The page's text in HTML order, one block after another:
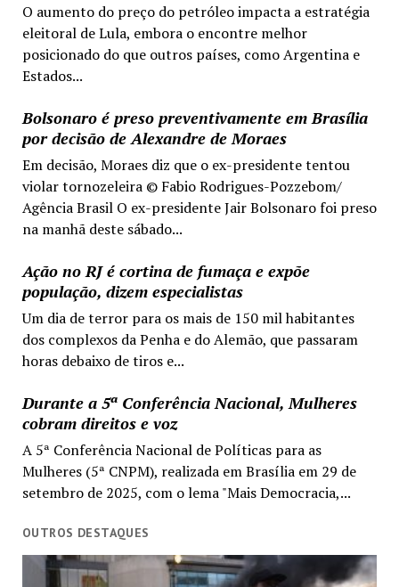
O aumento do preço do petróleo impacta a estratégia
eleitoral de Lula, embora o encontre melhor
posicionado do que outros países, como Argentina e
Estados...
Bolsonaro é preso preventivamente em Brasília
por decisão de Alexandre de Moraes
Em decisão, Moraes diz que o ex-presidente tentou
violar tornozeleira © Fabio Rodrigues-Pozzebom/
Agência Brasil O ex-presidente Jair Bolsonaro foi preso
na manhã deste sábado...
Ação no RJ é cortina de fumaça e expõe
população, dizem especialistas
Um dia de terror para os mais de 150 mil habitantes
dos complexos da Penha e do Alemão, que passaram
horas debaixo de tiros e...
Durante a 5ª Conferência Nacional, Mulheres
cobram direitos e voz
A 5ª Conferência Nacional de Políticas para as
Mulheres (5ª CNPM), realizada em Brasília em 29 de
setembro de 2025, com o lema "Mais Democracia,...
OUTROS DESTAQUES